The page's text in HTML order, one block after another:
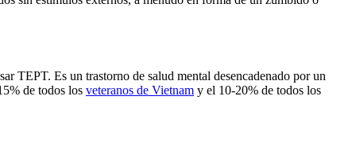
TEPT. Es un trastorno de salud mental desencadenado por un
de todos los veteranos de Vietnam y el 10-20% de todos los